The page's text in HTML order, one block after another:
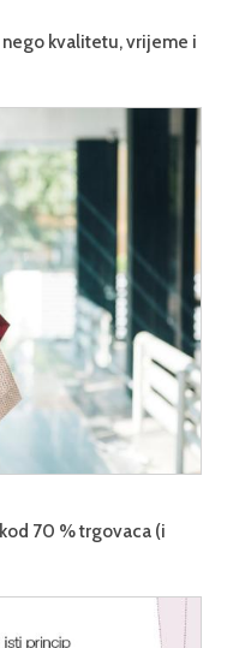
nego kvalitetu, vrijeme i
70 % trgovaca (i